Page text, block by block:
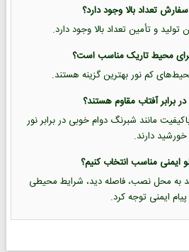
تولید و تأمین تعداد بالا وجود دارد.
کم نور بهترین گزینه هستند.
مانند شبرنگ دوام خوبی در برابر نور
خورشید دارند.
به محل نصب، فاصله دید، شرایط محیطی
ایمنی توجه کرد.